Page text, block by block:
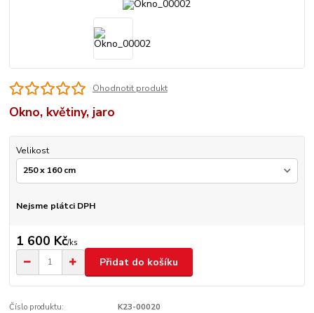
Ohodnotit produkt
Okno, květiny, jaro
Velikost
Nejsme plátci DPH
1 600 Kč/ks
Přidat do košíku
Číslo produktu: K23-00020